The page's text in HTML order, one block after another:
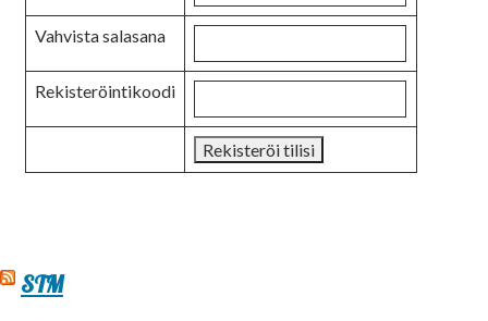
Vahvista salasana
Rekisteröintikoodi
STM